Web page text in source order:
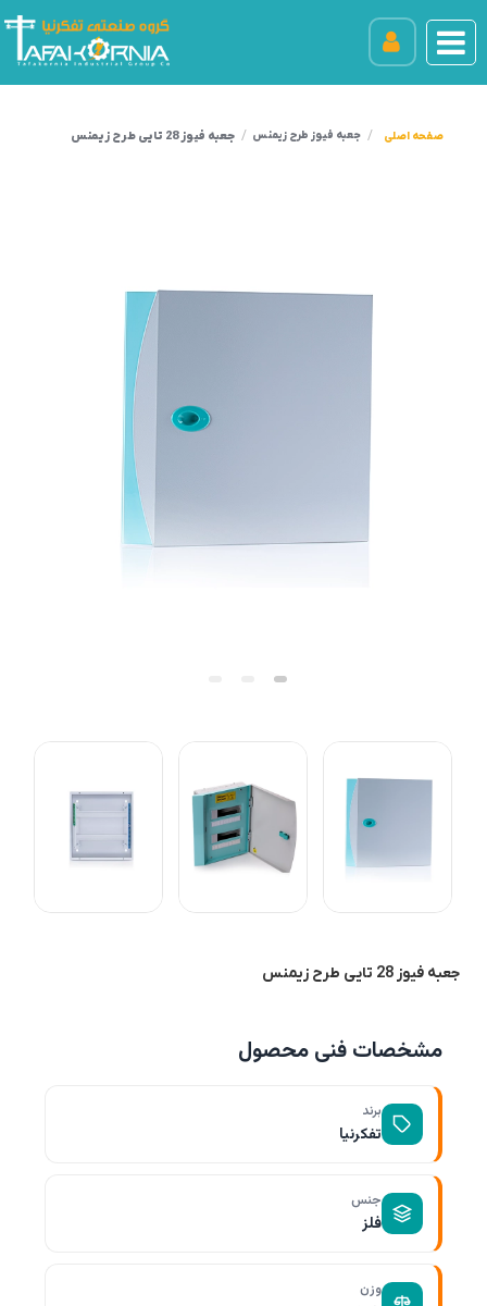
جعبه فیوز طرح زیمنس جعبه فیوز 28 تایی طرح زیمنس
جعبه فیوز 28 تایی طرح زیمنس
مشخصات فنی محصول
برند
تفکرنیا
جنس
فلز
وزن